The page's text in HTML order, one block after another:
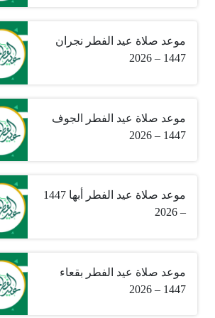
موعد صلاة عيد الفطر نجران
1447 – 2026
موعد صلاة عيد الفطر الجوف
1447 – 2026
موعد صلاة عيد الفطر أبها 1447
– 2026
موعد صلاة عيد الفطر بقعاء
1447 – 2026